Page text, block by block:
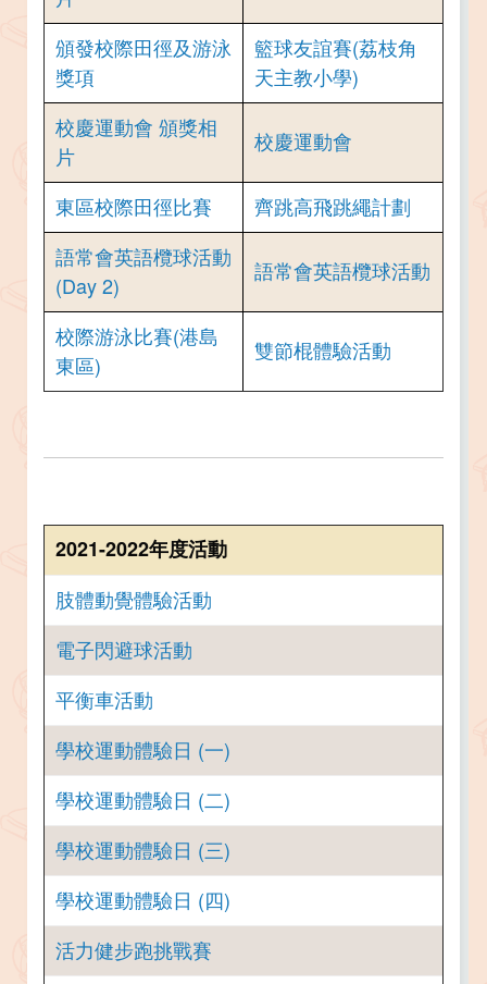
頒發校際田徑及游泳
獎項
籃球友誼賽(荔枝角
天主教小學)
校慶運動會 頒獎相
片
校慶運動會
東區校際田徑比賽
齊跳高飛跳繩計劃
語常會英語欖球活動
(Day 2)
語常會英語欖球活動
校際游泳比賽(港島
東區)
雙節棍體驗活動
2021-2022年度活動
肢體動覺體驗活動
電子閃避球活動
平衡車活動
學校運動體驗日 (一)
學校運動體驗日 (二)
學校運動體驗日 (三)
學校運動體驗日 (四)
活力健步跑挑戰賽